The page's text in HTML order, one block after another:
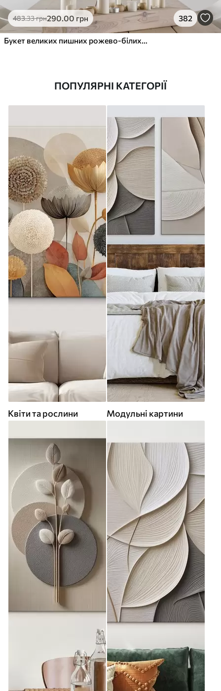
483.33грн290.00 грн 382
Букет великих пишних рожево-білих квітів півонії із зеленим листям на м’якому розмитому фоні
ПОПУЛЯРНІ КАТЕГОРІЇ
Квіти та рослини Модульні картини